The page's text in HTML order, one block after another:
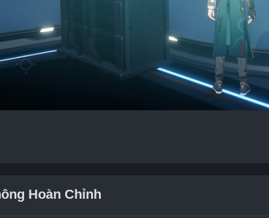
Hoàn Chỉnh